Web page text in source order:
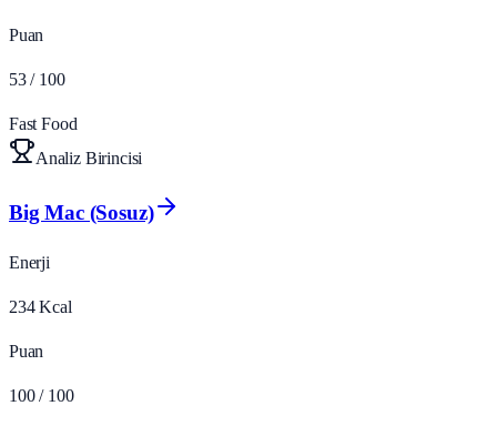
Puan
53 / 100
Fast Food
Analiz Birincisi
Big Mac (Sosuz)
Enerji
234 Kcal
Puan
100 / 100